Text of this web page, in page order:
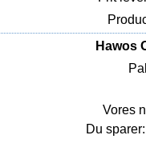
Hawos
Vores
Du